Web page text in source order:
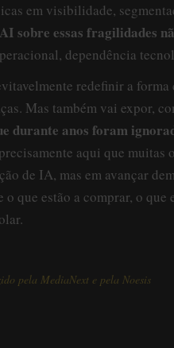
em visibilidade,
sobre essas fragilidades
dependência
redefinir a forma
Mas também vai expor,
durante anos foram
aqui que
de IA, mas em avançar
o que estão a comprar, o
pela MediaNext e pela Noesis